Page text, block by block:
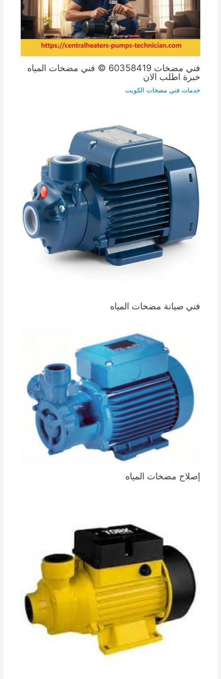
فني مضخات 60358419 © فني مضخات المياه
خبرة اطلب الان
خدمات فني مضخات الكويت
فني صيانة مضخات المياه
إصلاح مضخات المياه